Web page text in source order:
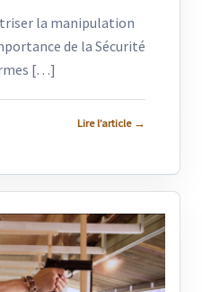
la manipulation
de la Sécurité
[…]
Lire l’article →